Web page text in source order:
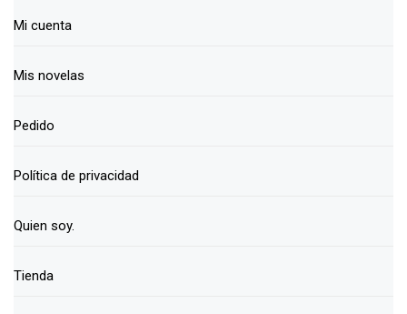
Mi cuenta
Mis novelas
Pedido
Política de privacidad
Quien soy.
Tienda